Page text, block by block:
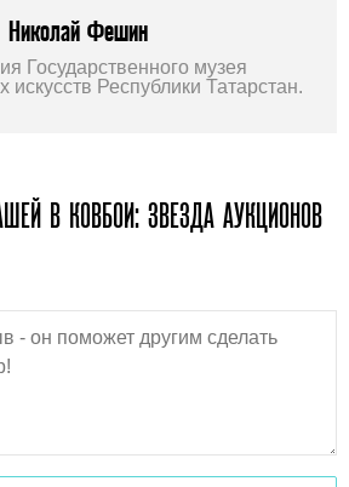
Николай Фешин
Государственного музея
искусств Республики Татарстан.
В КОВБОИ: ЗВЕЗДА АУКЦИОНОВ